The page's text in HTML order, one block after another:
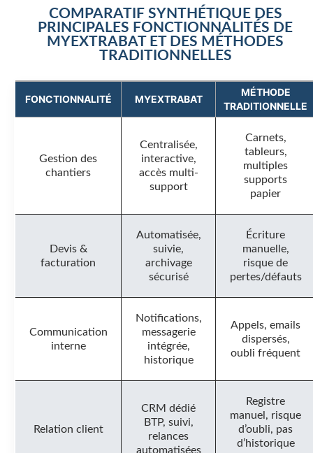
COMPARATIF SYNTHÉTIQUE DES
PRINCIPALES FONCTIONNALITÉS DE
MYEXTRABAT ET DES MÉTHODES
TRADITIONNELLES
FONCTIONNALITÉ MYEXTRABAT
MÉTHODE
TRADITIONNELLE
Gestion des
chantiers
Centralisée,
interactive,
accès multi-
support
Carnets,
tableurs,
multiples
supports
papier
Devis &
facturation
Automatisée,
suivie,
archivage
sécurisé
Écriture
manuelle,
risque de
pertes/défauts
Communication
interne
Notifications,
messagerie
intégrée,
historique
Appels, emails
dispersés,
oubli fréquent
Relation client
CRM dédié
BTP, suivi,
relances
automatisées
Registre
manuel, risque
d’oubli, pas
d’historique